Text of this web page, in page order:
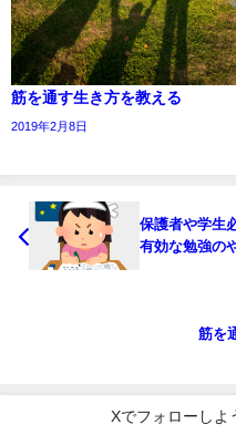
筋を通す生き方を教える
2019年2月8日
保護者や学生
有効な勉強の
筋を
Xでフォローしよ